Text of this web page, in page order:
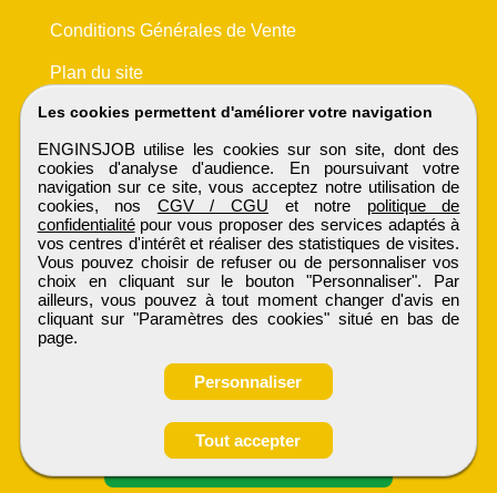
Obtenir ses
coordonnées
Les cookies permettent d'améliorer votre navigation
ENGINSJOB utilise les cookies sur son site, dont des
cookies d'analyse d'audience. En poursuivant votre
navigation sur ce site, vous acceptez notre utilisation de
cookies, nos CGV / CGU et notre politique de
confidentialitépour vous proposer des services adaptés à
vos centres d'intérêt et réaliser des statistiques de visites.
Vous pouvez choisir de refuser ou de personnaliser vos
choix en cliquant sur le bouton "Personnaliser". Par
ailleurs, vous pouvez à tout moment changer d'avis en
cliquant sur "Paramètres des cookies" situé en bas de
page.
Personnaliser
Tout accepter
Conditions Générales de Vente
Plan du site
ENGINSJOB
Tous droits réservés © 1999 - 2026